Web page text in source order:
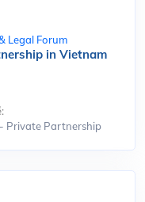
Legal Forum
in Vietnam
Private Partnership